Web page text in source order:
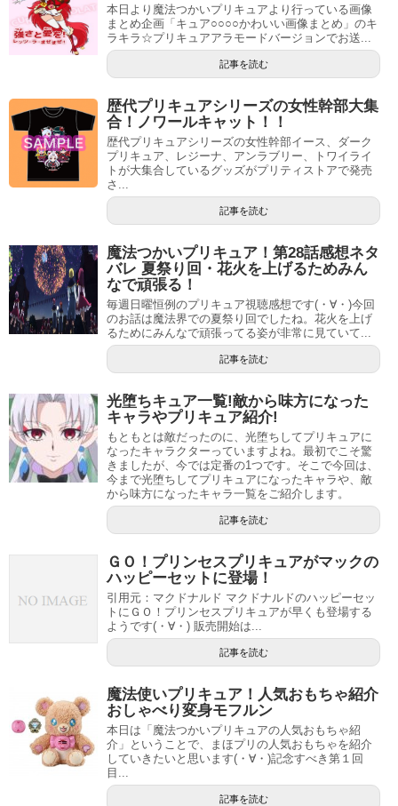
本日より魔法つかいプリキュアより行っている画像
まとめ企画「キュア○○○○かわいい画像まとめ」のキ
ラキラ☆プリキュアアラモードバージョンでお送...
記事を読む
歴代プリキュアシリーズの女性幹部大集
合！ノワールキャット！！
歴代プリキュアシリーズの女性幹部イース、ダーク
プリキュア、レジーナ、アンラブリー、トワイライ
トが大集合しているグッズがプリティストアで発売
さ...
記事を読む
魔法つかいプリキュア！第28話感想ネタ
バレ 夏祭り回・花火を上げるためみん
なで頑張る！
毎週日曜恒例のプリキュア視聴感想です(・∀・)今回
のお話は魔法界での夏祭り回でしたね。花火を上げ
るためにみんなで頑張ってる姿が非常に見ていて...
記事を読む
光堕ちキュア一覧!敵から味方になった
キャラやプリキュア紹介!
もともとは敵だったのに、光堕ちしてプリキュアに
なったキャラクターっていますよね。最初でこそ驚
きましたが、今では定番の1つです。そこで今回は、
今まで光堕ちしてプリキュアになったキャラや、敵
から味方になったキャラ一覧をご紹介します。
記事を読む
ＧＯ！プリンセスプリキュアがマックの
ハッピーセットに登場！
引用元：マクドナルド マクドナルドのハッピーセッ
トにＧＯ！プリンセスプリキュアが早くも登場する
ようです(・∀・) 販売開始は...
記事を読む
魔法使いプリキュア！人気おもちゃ紹介
おしゃべり変身モフルン
本日は「魔法つかいプリキュアの人気おもちゃ紹
介」ということで、まほプリの人気おもちゃを紹介
していきたいと思います(・∀・)記念すべき第１回
目...
記事を読む